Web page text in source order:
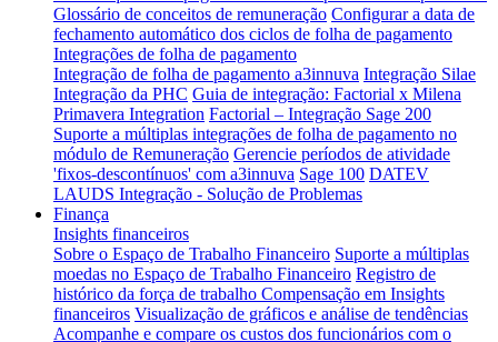
Glossário de conceitos de remuneração Configurar a data de
fechamento automático dos ciclos de folha de pagamento
Integrações de folha de pagamento
Integração de folha de pagamento a3innuva Integração Silae
Integração da PHC Guia de integração: Factorial x Milena
Primavera Integration Factorial – Integração Sage 200
Suporte a múltiplas integrações de folha de pagamento no
módulo de Remuneração Gerencie períodos de atividade
'fixos-descontínuos' com a3innuva Sage 100 DATEV
LAUDS Integração - Solução de Problemas
Finança
Insights financeiros
Sobre o Espaço de Trabalho Financeiro Suporte a múltiplas
moedas no Espaço de Trabalho Financeiro Registro de
histórico da força de trabalho Compensação em Insights
financeiros Visualização de gráficos e análise de tendências
Acompanhe e compare os custos dos funcionários com o